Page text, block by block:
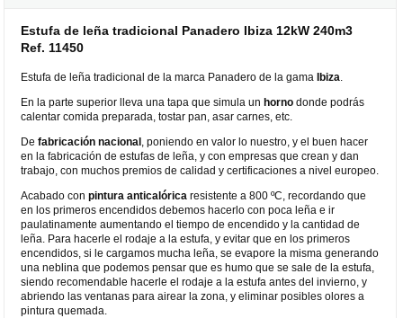
Estufa de leña tradicional Panadero Ibiza 12kW 240m3
Ref. 11450
Estufa de leña tradicional de la marca Panadero de la gama Ibiza
En la parte superior lleva una tapa que simula unhorno donde podrás
calentar comida preparada, tostar pan, asar carnes, etc.
Defabricación nacional , poniendo en valor lo nuestro, y el buen hacer
en la fabricación de estufas de leña, y con empresas que crean y dan
trabajo, con muchos premios de calidad y certificaciones a nivel europeo.
Acabado conpintura anticalórica resistente a 800 ºC, recordando que
en los primeros encendidos debemos hacerlo con poca leña e ir
paulatinamente aumentando el tiempo de encendido y la cantidad de
leña. Para hacerle el rodaje a la estufa, y evitar que en los primeros
encendidos, si le cargamos mucha leña, se evapore la misma generando
una neblina que podemos pensar que es humo que se sale de la estufa,
siendo recomendable hacerle el rodaje a la estufa antes del invierno, y
abriendo las ventanas para airear la zona, y eliminar posibles olores a
pintura quemada.